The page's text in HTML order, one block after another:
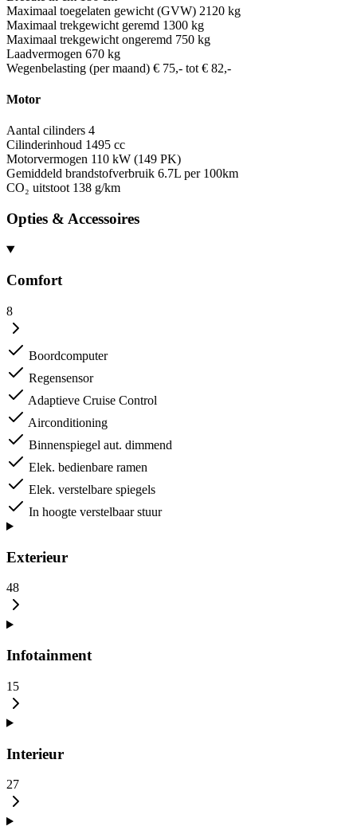
Maximaal toegelaten gewicht (GVW) 2120 kg
Maximaal trekgewicht geremd 1300 kg
Maximaal trekgewicht ongeremd 750 kg
Laadvermogen 670 kg
Wegenbelasting (per maand) € 75,- tot € 82,-
Motor
Aantal cilinders 4
Cilinderinhoud 1495 cc
Motorvermogen 110 kW (149 PK)
Gemiddeld brandstofverbruik 6.7L per 100km
CO₂ uitstoot 138 g/km
Opties & Accessoires
Comfort
8
Boordcomputer
Regensensor
Adaptieve Cruise Control
Airconditioning
Binnenspiegel aut. dimmend
Elek. bedienbare ramen
Elek. verstelbare spiegels
In hoogte verstelbaar stuur
Exterieur
48
Infotainment
15
Interieur
27